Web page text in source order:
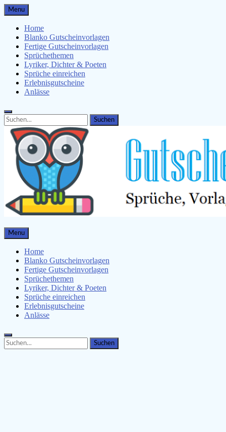
Skip
to
content
Menu
Home
Blanko Gutscheinvorlagen
Fertige Gutscheinvorlagen
Sprüchethemen
Lyriker, Dichter & Poeten
Sprüche einreichen
Erlebnisgutscheine
Anlässe
Search
for:
Search
Gutscheinspruch.de
Gutscheinsprüche & Gutscheinvorlagen finden
Menu
Home
Blanko Gutscheinvorlagen
Fertige Gutscheinvorlagen
Sprüchethemen
Lyriker, Dichter & Poeten
Sprüche einreichen
Erlebnisgutscheine
Anlässe
Search
for:
Search